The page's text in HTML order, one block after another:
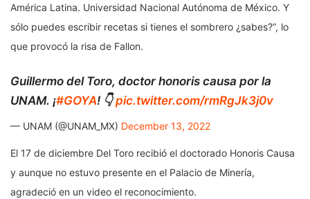
América Latina. Universidad Nacional Autónoma de México. Y
sólo puedes escribir recetas si tienes el sombrero ¿sabes?”, lo
que provocó la risa de Fallon.
Guillermo del Toro, doctor honoris causa por la
UNAM. ¡#GOYA! 👇pic.twitter.com/rmRgJk3j0v
— UNAM (@UNAM_MX) December 13, 2022
El 17 de diciembre Del Toro recibió el doctorado Honoris Causa
y aunque no estuvo presente en el Palacio de Minería,
agradeció en un video el reconocimiento.